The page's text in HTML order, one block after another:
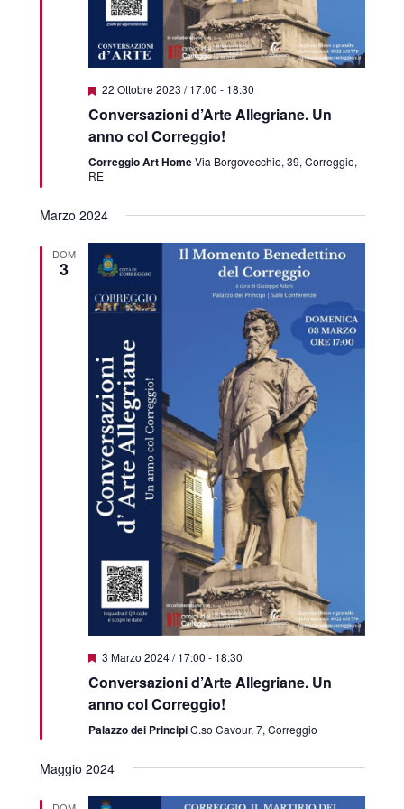
Featured
22 Ottobre 2023 / 17:00 - 18:30
Conversazioni d’Arte Allegriane. Un
anno col Correggio!
Correggio Art HomeVia Borgovecchio, 39, Correggio,
RE
Marzo 2024
DOM
3
Featured
3 Marzo 2024 / 17:00 - 18:30
Conversazioni d’Arte Allegriane. Un
anno col Correggio!
Palazzo dei PrincipiC.so Cavour, 7, Correggio
Maggio 2024